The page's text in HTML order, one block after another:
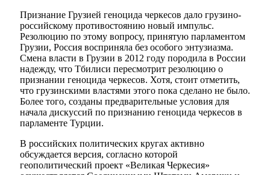
Признание Грузией геноцида черкесов дало грузино-
российскому противостоянию новый импульс.
Резолюцию по этому вопросу, принятую парламентом
Грузии, Россия восприняла без особого энтузиазма.
Смена власти в Грузии в 2012 году породила в России
надежду, что Тбилиси пересмотрит резолюцию о
признании геноцида черкесов. Хотя, стоит отметить,
что грузинскими властями этого пока сделано не было.
Более того, созданы предварительные условия для
начала дискуссий по признанию геноцида черкесов в
парламенте Турции.
В российских политических кругах активно
обсуждается версия, согласно которой
геополитический проект «Великая Черкесия»